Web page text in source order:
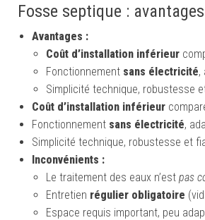
Fosse septique :
Avantages :
Coût d’installation inférieur
Fonctionnement sans électricité,
Simplicité technique, robustesse
Coût d’installation inférieur
Fonctionnement sans électricité,
Simplicité technique, robustesse et
Inconvénients :
Le traitement des eaux n’est pas
Entretien régulier obligatoire
Espace requis important, peu